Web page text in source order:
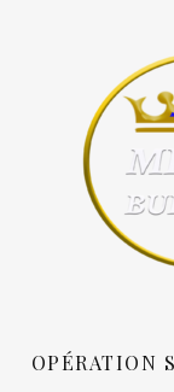
OPÉRATION